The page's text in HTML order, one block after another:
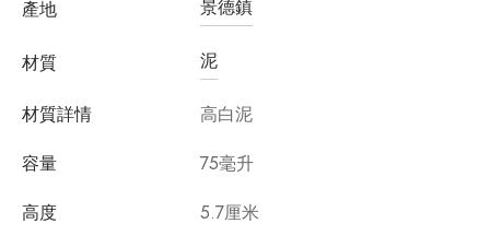
產地 景德鎮
材質 泥
材質詳情
高白泥
容量
75毫升
高度
5.7厘米